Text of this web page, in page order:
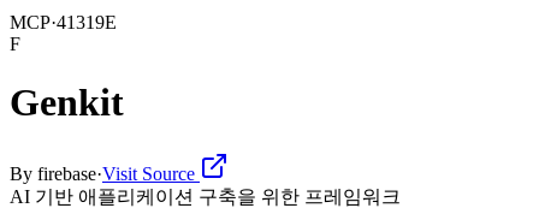
MCP·41319E
F
Genkit
By firebase·Visit Source
AI 기반 애플리케이션 구축을 위한 프레임워크